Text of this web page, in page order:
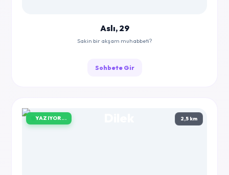
Aslı, 29
Sakin bir akşam muhabbeti?
Sohbete Gir
YAZIYOR... 2,5 km